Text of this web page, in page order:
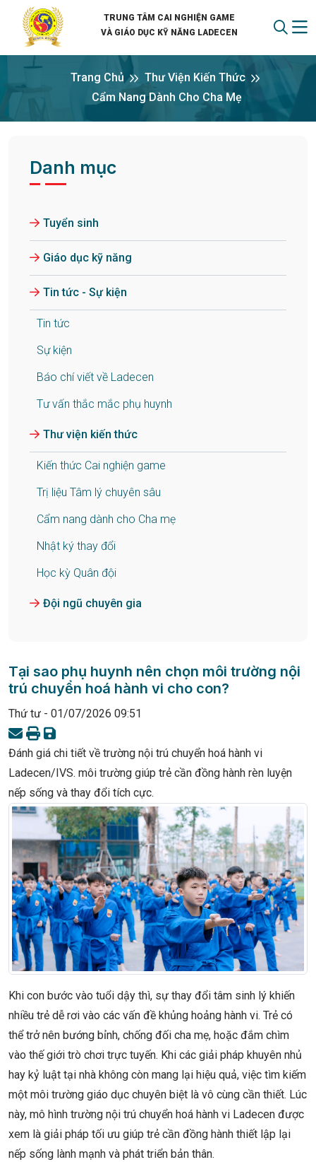
TRUNG TÂM CAI NGHIỆN GAME
VÀ GIÁO DỤC KỸ NĂNG LADECEN
Trang Chủ
Thư Viện Kiến Thức
Cẩm Nang Dành Cho Cha Mẹ
Danh mục
Tuyển sinh
Giáo dục kỹ năng
Tin tức - Sự kiện
Tin tức
Sự kiện
Báo chí viết về Ladecen
Tư vấn thắc mắc phụ huynh
Thư viện kiến thức
Kiến thức Cai nghiện game
Trị liệu Tâm lý chuyên sâu
Cẩm nang dành cho Cha mẹ
Nhật ký thay đổi
Học kỳ Quân đội
Đội ngũ chuyên gia
Tại sao phụ huynh nên chọn môi trường nội
trú chuyển hoá hành vi cho con?
Thứ tư - 01/07/2026 09:51
Đánh giá chi tiết về trường nội trú chuyển hoá hành vi
Ladecen/IVS. môi trường giúp trẻ cần đồng hành rèn luyện
nếp sống và thay đổi tích cực.
Khi con bước vào tuổi dậy thì, sự thay đổi tâm sinh lý khiến
nhiều trẻ dễ rơi vào các vấn đề khủng hoảng hành vi. Trẻ có
thể trở nên bướng bỉnh, chống đối cha mẹ, hoặc đắm chìm
vào thế giới trò chơi trực tuyến. Khi các giải pháp khuyên nhủ
hay kỷ luật tại nhà không còn mang lại hiệu quả, việc tìm kiếm
một môi trường giáo dục chuyên biệt là vô cùng cần thiết. Lúc
này, mô hình trường nội trú chuyển hoá hành vi Ladecen được
xem là giải pháp tối ưu giúp trẻ cần đồng hành thiết lập lại
nếp sống lành mạnh và phát triển bản thân.